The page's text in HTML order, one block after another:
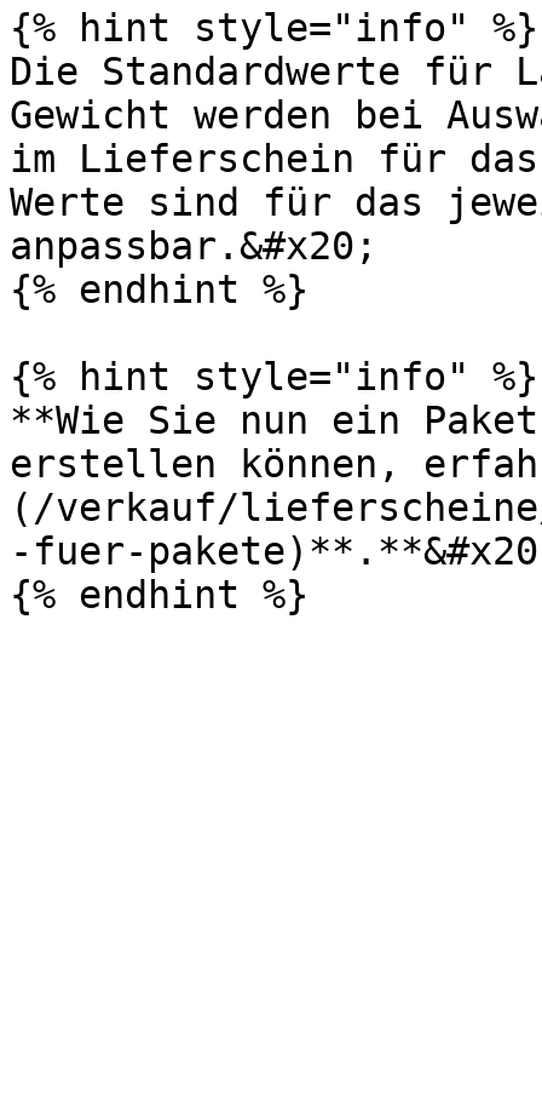
{% hint style="info" %}
Die Standardwerte für
Gewicht werden bei
im Lieferschein für
Werte sind für das
anpassbar.&#x20;
{% endhint %}
{% hint style="info" %}
**Wie Sie nun ein
erstellen können,
(/verkauf/
-fuer-